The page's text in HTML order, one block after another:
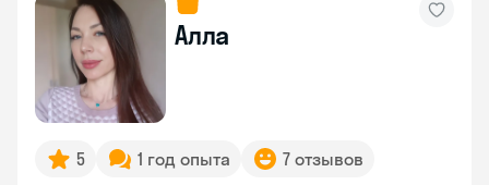
Алла
5 1 год опыта 7 отзывов